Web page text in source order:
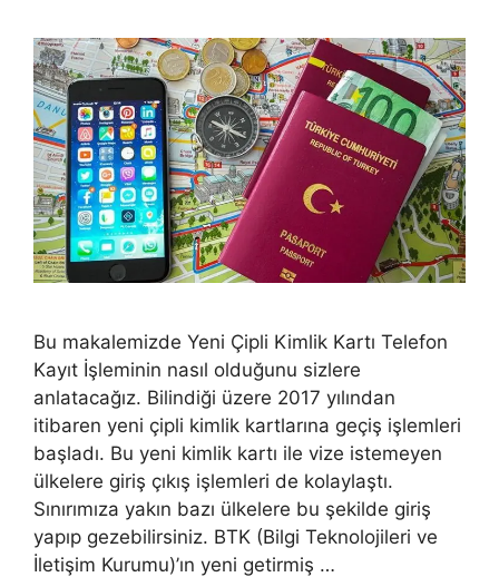
Bu makalemizde Yeni Çipli Kimlik Kartı Telefon
Kayıt İşleminin nasıl olduğunu sizlere
anlatacağız. Bilindiği üzere 2017 yılından
itibaren yeni çipli kimlik kartlarına geçiş işlemleri
başladı. Bu yeni kimlik kartı ile vize istemeyen
ülkelere giriş çıkış işlemleri de kolaylaştı.
Sınırımıza yakın bazı ülkelere bu şekilde giriş
yapıp gezebilirsiniz. BTK (Bilgi Teknolojileri ve
İletişim Kurumu)’ın yeni getirmiş …